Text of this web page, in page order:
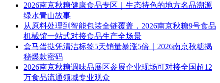
2026南京秋糖健康食品专区｜生态特色的地方名品溯源
绿水青山故事
从原料处理到智能包装全链覆盖，2026南京秋糖9号食品
机械馆一站式对接食品生产全场景
盒马蛋挞凭清洁标签5天销量暴涨5倍｜2026南京秋糖揭
秘爆款密码
2026南京秋糖调味品展区参展企业现场可对接全国超12
万食品流通领域专业观众